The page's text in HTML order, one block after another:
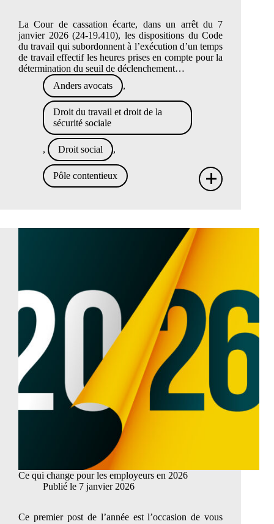
La Cour de cassation écarte, dans un arrêt du 7
janvier 2026 (24-19.410), les dispositions du Code
du travail qui subordonnent à l’exécution d’un temps
de travail effectif les heures prises en compte pour la
détermination du seuil de déclenchement…
Anders avocats
,
Droit du travail et droit de la
sécurité sociale
, Droit social ,
Pôle contentieux +
Le
passé
en
être
dans
le
des
Ce qui change pour les employeurs en 2026
Publié le 7 janvier 2026
Ce premier post de l’année est l’occasion de vous